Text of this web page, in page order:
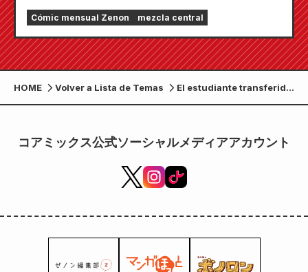
¡El número de septiembre de 2026 de
"Monthly Comic Zenon" sale a la venta el 24
de julio!
Cómic mensual Zenon mezcla central
HOME Volver a Lista de Temas
El estudiante transferido
es un lobo con mi
kun” se lanzará el 20 de
un evento
conmemorativo en la
コアミックス公式ソーシャルメディアアカウント